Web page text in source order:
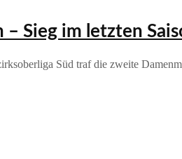
Sieg im letzten
Süd traf die zweite